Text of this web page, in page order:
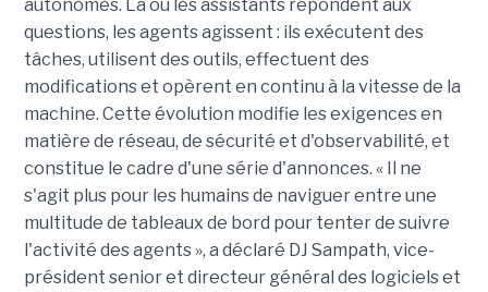
autonomes. Là où les assistants répondent aux
questions, les agents agissent : ils exécutent des
tâches, utilisent des outils, effectuent des
modifications et opèrent en continu à la vitesse de la
machine. Cette évolution modifie les exigences en
matière de réseau, de sécurité et d'observabilité, et
constitue le cadre d'une série d'annonces. « Il ne
s'agit plus pour les humains de naviguer entre une
multitude de tableaux de bord pour tenter de suivre
l'activité des agents », a déclaré DJ Sampath, vice-
président senior et directeur général des logiciels et